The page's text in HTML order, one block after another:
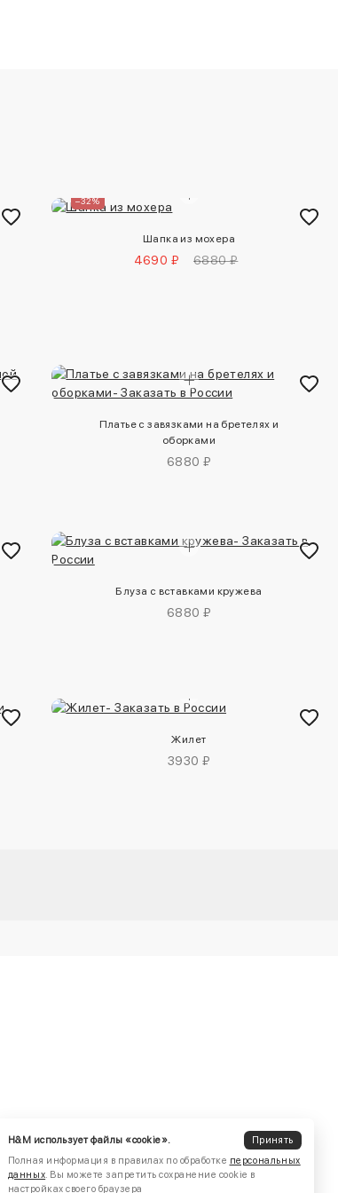
–32%
Шапка из мохера
4690 ₽ 6880 ₽
Платье с завязками на бретелях и
оборками
6880 ₽
Блуза с вставками кружева
6880 ₽
Жилет
3930 ₽
H&M использует файлы «cookie».
Принять
Полная информация в правилах по обработке персональных
данных. Вы можете запретить сохранение cookie в
настройках своего браузера